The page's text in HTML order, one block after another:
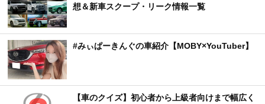
想＆新車スクープ・リーク情報一覧
#みぃぱーきんぐの車紹介【MOBY×YouTuber】
【車のクイズ】初心者から上級者向けまで幅広く